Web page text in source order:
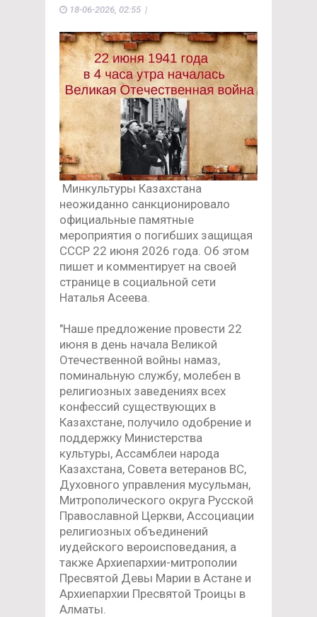
18-06-2026, 02:55 |
Минкультуры Казахстана
неожиданно санкционировало
официальные памятные
мероприятия о погибших защищая
СССР 22 июня 2026 года. Об этом
пишет и комментирует на своей
странице в социальной сети
Наталья Асеева.
"Наше предложение провести 22
июня в день начала Великой
Отечественной войны намаз,
поминальную службу, молебен в
религиозных заведениях всех
конфессий существующих в
Казахстане, получило одобрение и
поддержку Министерства
культуры, Ассамблеи народа
Казахстана, Совета ветеранов ВС,
Духовного управления мусульман,
Митрополического округа Русской
Православной Церкви, Ассоциации
религиозных объединений
иудейского вероисповедания, а
также Архиепархии-митрополии
Пресвятой Девы Марии в Астане и
Архиепархии Пресвятой Троицы в
Алматы.